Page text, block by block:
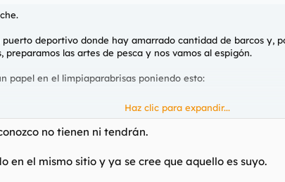
deportivo donde hay amarrado cantidad de barcos y,
las artes de pesca y nos vamos al espigón.
papel en el limpiaparabrisas poniendo esto:
de buscar explicaciones porque lo consideré una
Haz clic para expandir...
no tienen ni tendrán.
en el mismo sitio y ya se cree que aquello es suyo.